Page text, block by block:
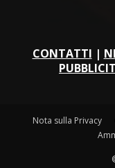
CONTATTI |
Nota sulla Privacy